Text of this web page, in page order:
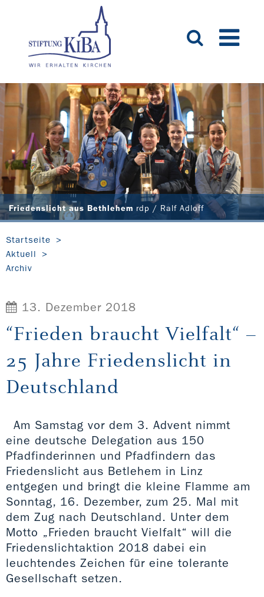
Friedenslicht aus Bethlehem rdp / Ralf Adloff
Startseite
Aktuell
Archiv
13. Dezember 2018
“Frieden braucht Vielfalt“ –
25 Jahre Friedenslicht in
Deutschland
Am Samstag vor dem 3. Advent nimmt
eine deutsche Delegation aus 150
Pfadfinderinnen und Pfadfindern das
Friedenslicht aus Betlehem in Linz
entgegen und bringt die kleine Flamme am
Sonntag, 16. Dezember, zum 25. Mal mit
dem Zug nach Deutschland. Unter dem
Motto „Frieden braucht Vielfalt“ will die
Friedenslichtaktion 2018 dabei ein
leuchtendes Zeichen für eine tolerante
Gesellschaft setzen.